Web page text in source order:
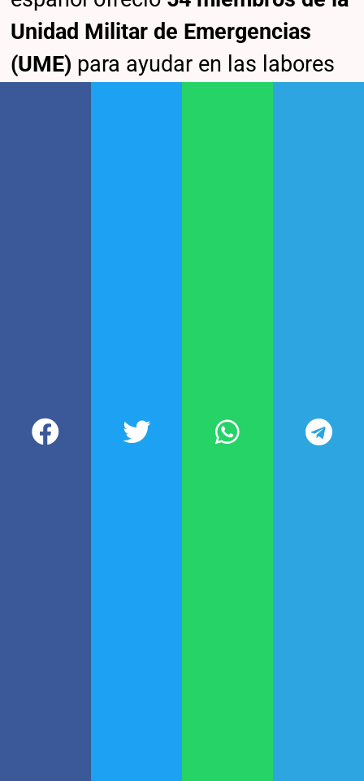
Unidad Militar de Emergencias
(UME) para ayudar en las labores
con el fin de brindar “la asistencia